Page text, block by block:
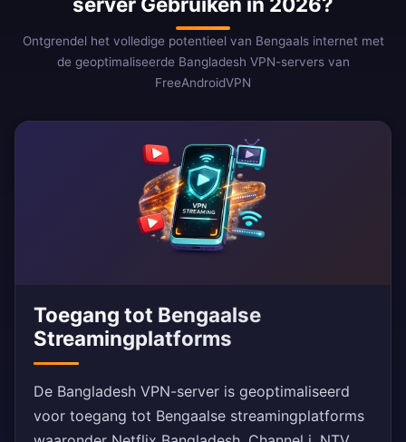
Ontgrendel het volledige potentieel van Bengaals internet met
de geoptimaliseerde Bangladesh VPN-servers van
FreeAndroidVPN
Toegang tot Bengaalse
Streamingplatforms
De Bangladesh VPN-server is geoptimaliseerd
voor toegang tot Bengaalse streamingplatforms